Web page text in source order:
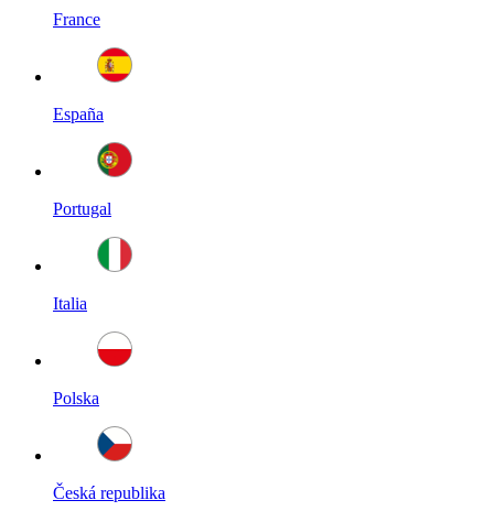
France
España
Portugal
Italia
Polska
Česká republika